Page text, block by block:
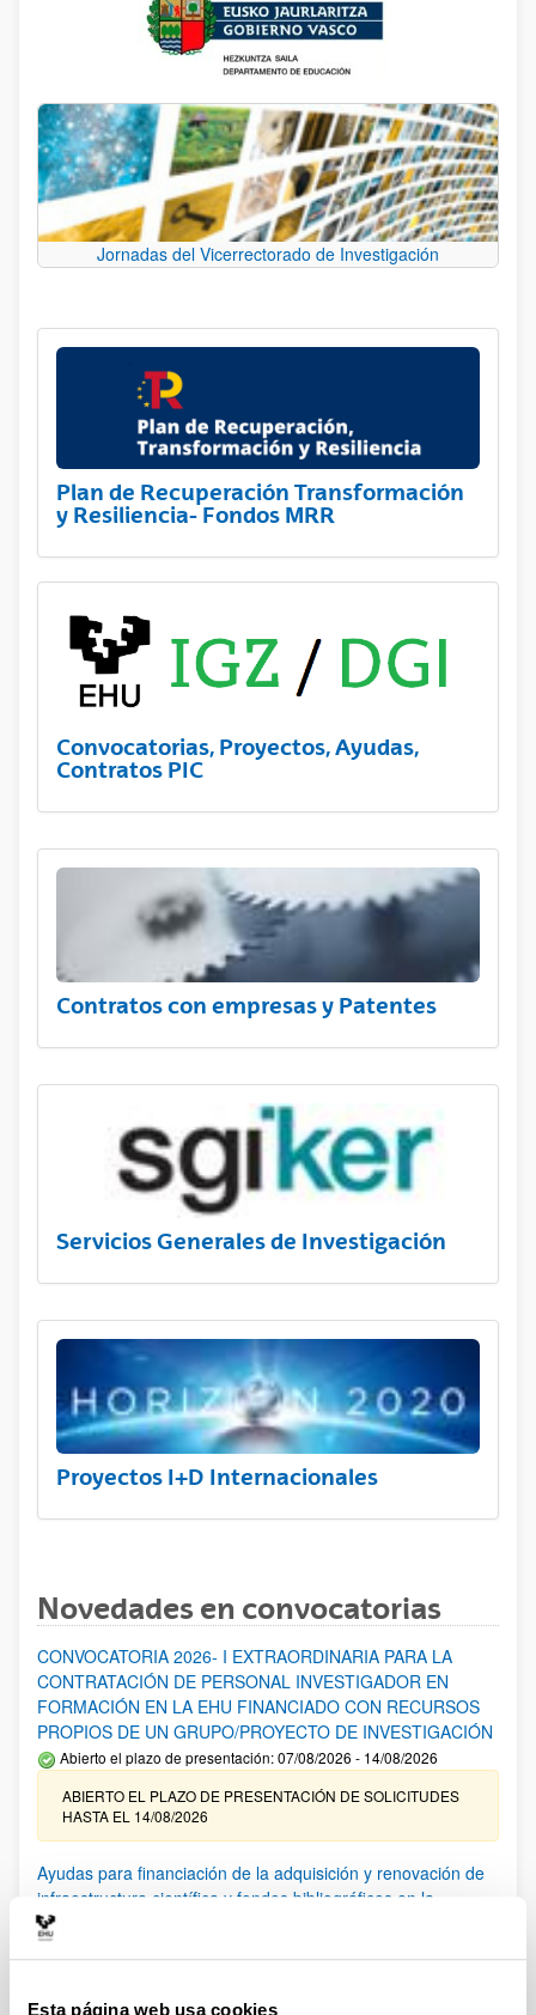
Esta página web usa cookies
Jornadas del Vicerrectorado de Investigación
Plan de Recuperación Transformación
y Resiliencia- Fondos MRR
Convocatorias, Proyectos, Ayudas,
Contratos PIC
Contratos con empresas y Patentes
Servicios Generales de Investigación
Proyectos I+D Internacionales
Novedades en convocatorias
CONVOCATORIA 2026- I EXTRAORDINARIA PARA LA
CONTRATACIÓN DE PERSONAL INVESTIGADOR EN
FORMACIÓN EN LA EHU FINANCIADO CON RECURSOS
PROPIOS DE UN GRUPO/PROYECTO DE INVESTIGACIÓN
Abierto el plazo de presentación: 07/08/2026 - 14/08/2026
ABIERTO EL PLAZO DE PRESENTACIÓN DE SOLICITUDES
HASTA EL 14/08/2026
Ayudas para financiación de la adquisición y renovación de
infraestructura científica y fondos bibliográficos en la
UPV/EHU 2026
solicitudes admitidas y excluidas. 23/03/2026: Relación